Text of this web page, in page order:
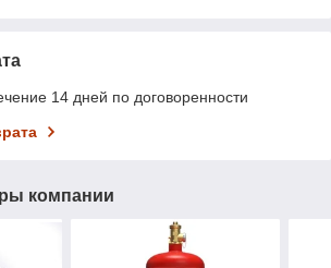
14 дней по договоренности
компании